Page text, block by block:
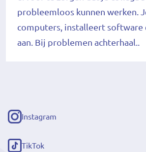
probleemloos kunnen werken.
computers, installeert software
aan. Bij problemen achterhaal..
Instagram
(externe
link)
TikTok